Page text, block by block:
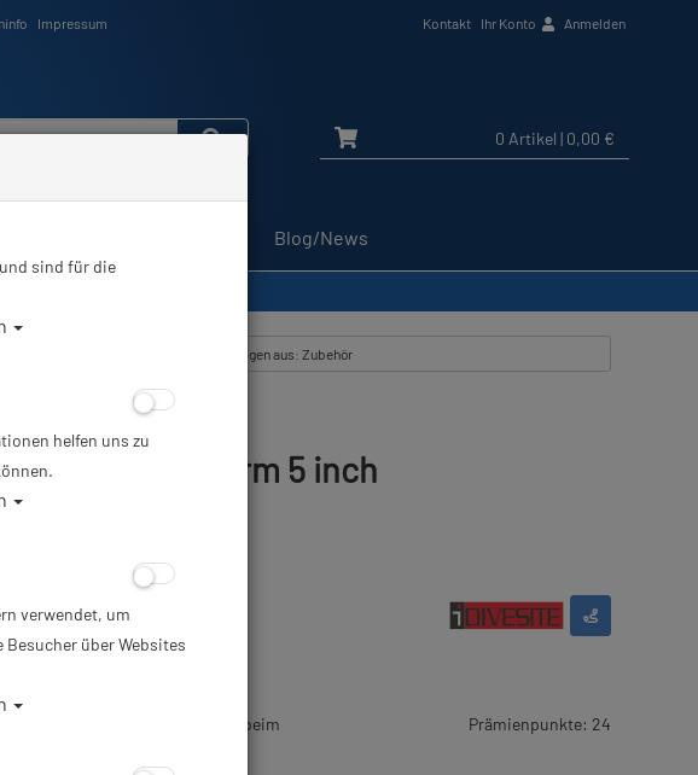
Impressum Kontakt Ihr Konto Anmelden
0 Artikel | 0,00 €
Blog/News
arm 5 inch
Alle Artikel zeigen aus: Zubehör
YS - Adaptor arm 5 inch
€*
in 4-5 Werktagen, der Artikel ist beim
Prämienpunkte: 24
sind für die
helfen uns zu
verwendet, um
über Websites